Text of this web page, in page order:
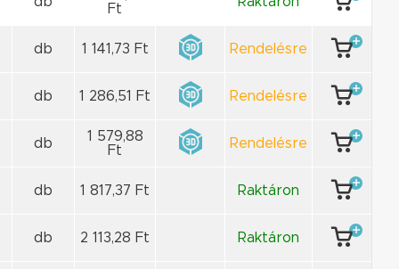
Ft
db 1 141,73 Ft Rendelésre
db 1 286,51 Ft Rendelésre
db
1 579,88
Ft
Rendelésre
db 1 817,37 Ft Raktáron
db 2 113,28 Ft Raktáron